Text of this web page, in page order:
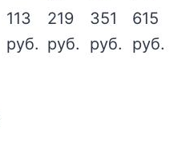
113
руб.
219
руб.
351
руб.
615
руб.